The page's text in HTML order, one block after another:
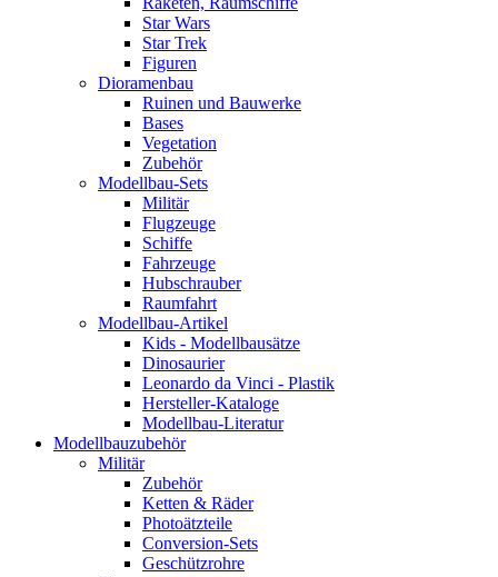
Star Wars
Star Trek
Figuren
Dioramenbau
Ruinen und Bauwerke
Bases
Vegetation
Zubehör
Modellbau-Sets
Militär
Flugzeuge
Schiffe
Fahrzeuge
Hubschrauber
Raumfahrt
Modellbau-Artikel
Kids - Modellbausätze
Dinosaurier
Leonardo da Vinci - Plastik
Hersteller-Kataloge
Modellbau-Literatur
Modellbauzubehör
Militär
Zubehör
Ketten & Räder
Photoätzteile
Conversion-Sets
Geschützrohre